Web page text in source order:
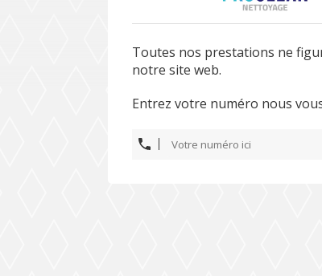
Toutes nos prestations ne
notre site web.
Entrez votre numéro nous